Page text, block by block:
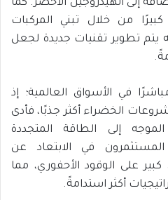
إلى الهيدروجين الأخضر. كما
من خلال تبني المركبات
يتم تطوير تقنيات جديدة لجعل
في الأسواق العالمية؛ إذ
الخضراء أكثر جذبًا، فأدى
إلى الطاقة المتجددة
المستثمرون في الابتعاد عن
على الوقود الأحفوري، مما
أكثر استدامةً.